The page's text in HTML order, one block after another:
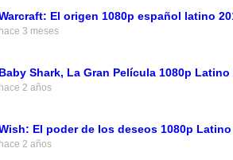
El origen 1080p español latino
hace 3 meses
Baby Shark, La Gran Película 1080p Latino
hace 2 años
El poder de los deseos 1080p Latino
hace 2 años